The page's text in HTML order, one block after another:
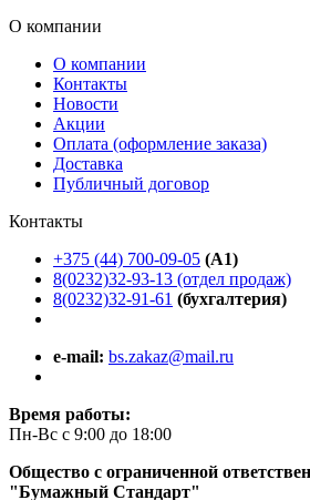
О компании
О компании
Контакты
Новости
Акции
Оплата (оформление заказа)
Доставка
Публичный договор
Контакты
+375 (44) 700-09-05 (A1)
8(0232)32-93-13 (отдел продаж)
8(0232)32-91-61 (бухгалтерия)
e-mail: bs.zakaz@mail.ru
Время работы:
Пн-Вс с 9:00 до 18:00
Общество с ограниченной
"Бумажный Стандарт"